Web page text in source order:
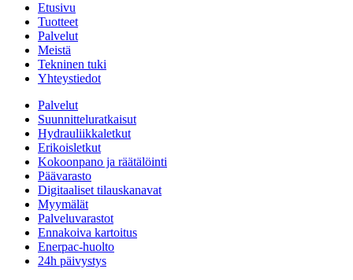
Etusivu
Tuotteet
Palvelut
Meistä
Tekninen tuki
Yhteystiedot
Palvelut
Suunnitteluratkaisut
Hydrauliikkaletkut
Erikoisletkut
Kokoonpano ja räätälöinti
Päävarasto
Digitaaliset tilauskanavat
Myymälät
Palveluvarastot
Ennakoiva kartoitus
Enerpac-huolto
24h päivystys